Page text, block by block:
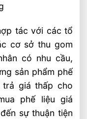
tác với các tổ
cơ sở thu gom
có nhu cầu,
sản phẩm phế
giá thấp cho
phế liệu giá
sự thuận tiện